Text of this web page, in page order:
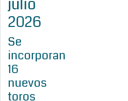
julio
2026
Se
incorporan
16
nuevos
toros